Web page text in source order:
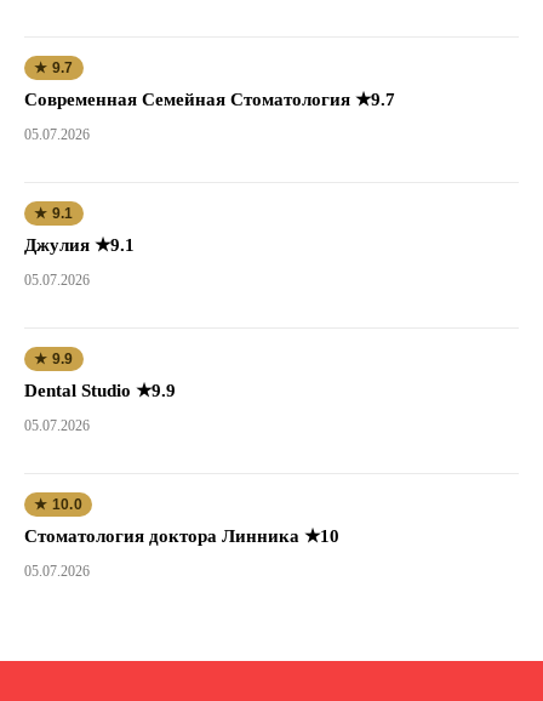
★ 9.7
Современная Семейная Стоматология ★9.7
05.07.2026
★ 9.1
Джулия ★9.1
05.07.2026
★ 9.9
Dental Studio ★9.9
05.07.2026
★ 10.0
Стоматология доктора Линника ★10
05.07.2026